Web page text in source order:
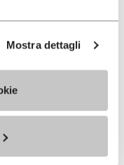
Mostra dettagli